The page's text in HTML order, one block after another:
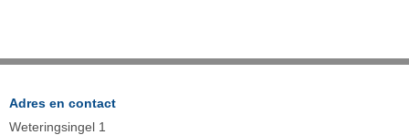
Adres en contact
Weteringsingel 1